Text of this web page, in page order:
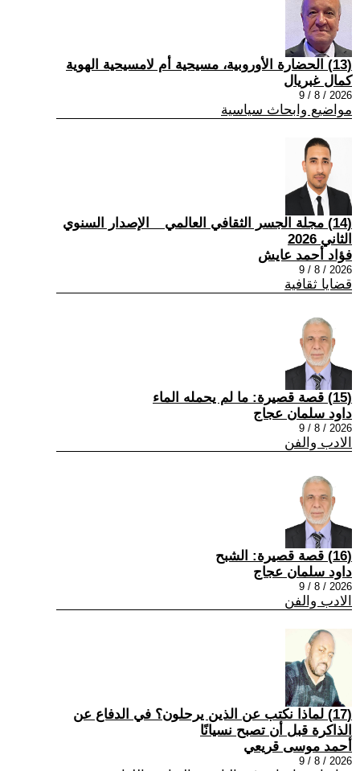
(13) الحضارة الأوروبية، مسيحية أم لامسيحية الهوية
كمال غبريال
2026 / 8 / 9
مواضيع وابحاث سياسية
(14) مجلة الجسر الثقافي العالمي _ الإصدار السنوي
الثاني 2026
فؤاد أحمد عايش
2026 / 8 / 9
قضايا ثقافية
(15) قصة قصيرة: ما لم يحمله الماء
داود سلمان عجاج
2026 / 8 / 9
الادب والفن
(16) قصة قصيرة: الشبح
داود سلمان عجاج
2026 / 8 / 9
الادب والفن
(17) لماذا نكتب عن الذين يرحلون؟ في الدفاع عن
الذاكرة قبل أن تصبح نسيانًا
أحمد موسى قريعي
2026 / 8 / 9